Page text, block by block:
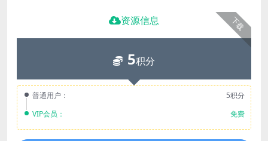
下载
资源信息
5积分
普通用户：
5积分
VIP会员：
免费